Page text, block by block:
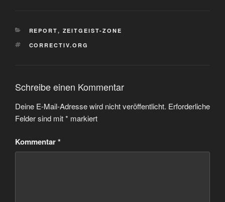
KATEGORIEN
REPORT, ZEITGEIST-ZONE
SCHLAGWÖRTER
CORRECTIV.ORG
Schreibe einen Kommentar
Deine E-Mail-Adresse wird nicht veröffentlicht. Erforderliche
Felder sind mit* markiert
Kommentar*